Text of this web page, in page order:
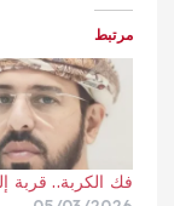
مرتبط
فك الكربة.. قربة